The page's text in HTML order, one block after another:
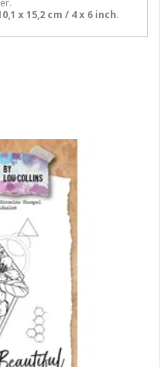
x 15,2 cm / 4 x 6 inch.